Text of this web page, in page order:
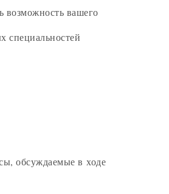
возможность вашего
специальностей
обсуждаемые в ходе